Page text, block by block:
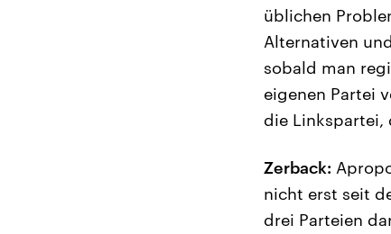
üblichen
Alternativen
sobald man
eigenen Partei
die Linkspartei,
Zerback:
nicht erst seit
drei Parteien